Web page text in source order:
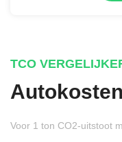
TCO
Voor 1 ton CO2-uitstoot